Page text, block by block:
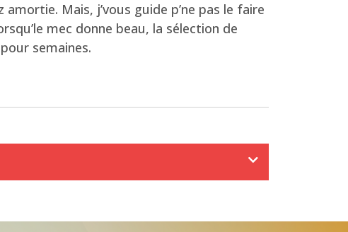
Mais, j’vous guide p’ne pas le faire
mec donne beau, la sélection de
semaines.